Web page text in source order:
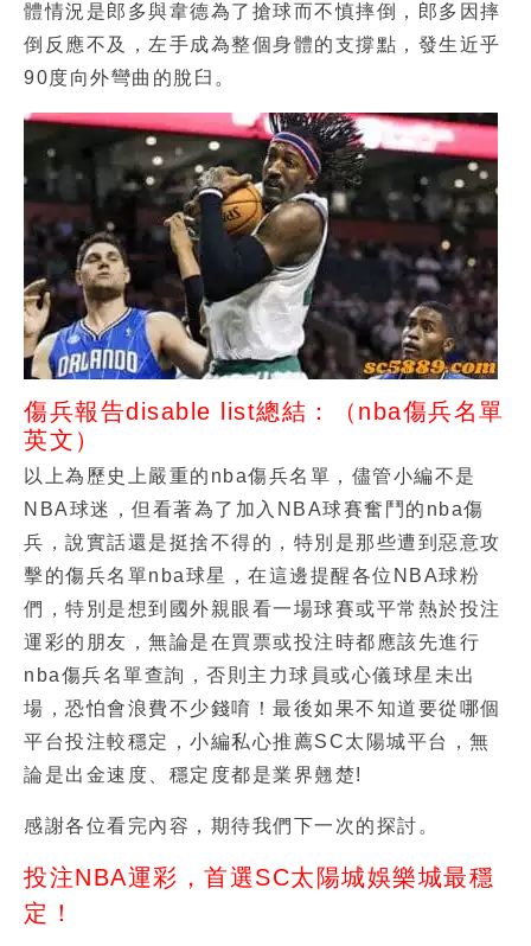
體情況是郎多與韋德為了搶球而不慎摔倒，郎多因摔
倒反應不及，左手成為整個身體的支撐點，發生近乎
90度向外彎曲的脫臼。
傷兵報告disable list總結：（nba傷兵名單
英文）
以上為歷史上嚴重的 nba傷兵名單 ，儘管小編不是
NBA球迷，但看著為了加入NBA球賽奮鬥的 nba傷
兵 ，說實話還是挺捨不得的，特別是那些遭到惡意攻
擊的傷兵名單nba球星，在這邊提醒各位NBA球粉
們，特別是想到國外親眼看一場球賽或平常熱於投注
運彩的朋友，無論是在買票或投注時都應該先進行
nba傷兵名單查詢 ，否則主力球員或心儀球星未出
場，恐怕會浪費不少錢唷！最後如果不知道要從哪個
平台投注較穩定，小編私心推薦SC太陽城平台，無
論是出金速度、穩定度都是業界翹楚!
感謝各位看完內容，期待我們下一次的探討。
投注NBA運彩，首選SC太陽城娛樂城最穩
定！